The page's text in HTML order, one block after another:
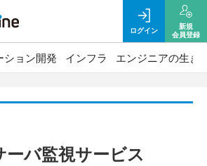
ログイン
新規
会員登録
ション開発 インフラ エンジニアの生き
バ監視サービス